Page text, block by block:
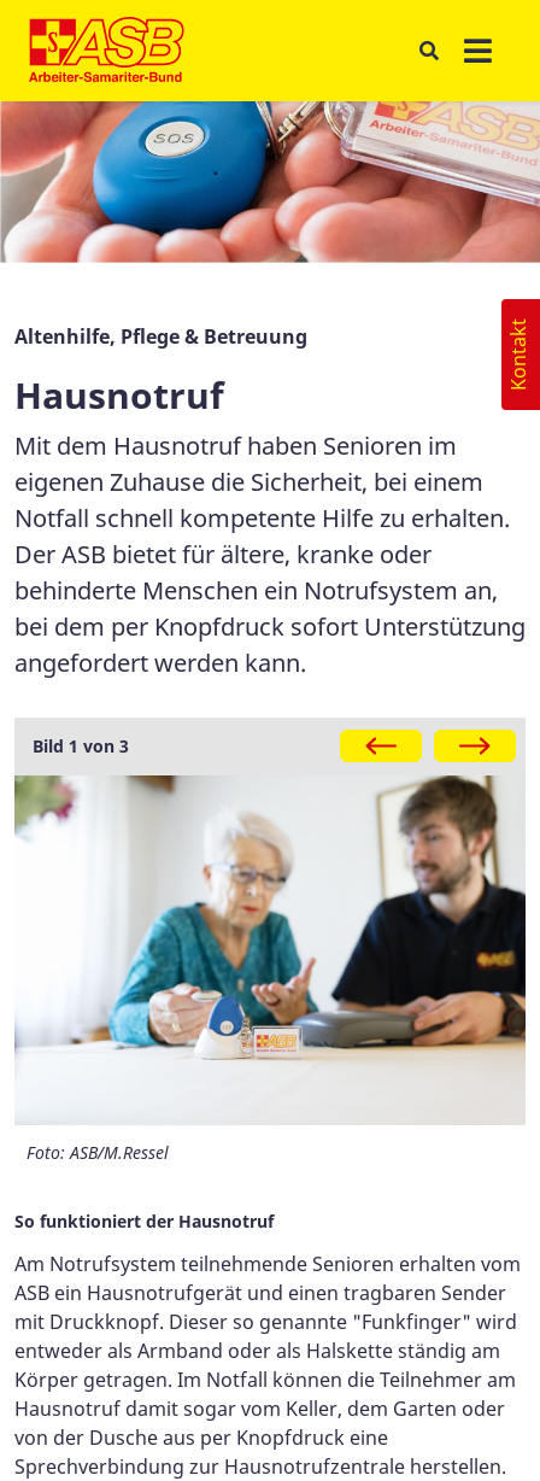
Altenhilfe, Pflege & Betreuung
Hausnotruf
Mit dem Hausnotruf haben Senioren im
eigenen Zuhause die Sicherheit, bei einem
Notfall schnell kompetente Hilfe zu erhalten.
Der ASB bietet für ältere, kranke oder
behinderte Menschen ein Notrufsystem an,
bei dem per Knopfdruck sofort Unterstützung
angefordert werden kann.
Galerie
Foto: ASB/M.Ressel
Foto: ASB/M.Ressel
Foto: ASB/M.Ressel
Bild 1 von 3
So funktioniert der Hausnotruf
Am Notrufsystem teilnehmende Senioren erhalten vom
ASB ein Hausnotrufgerät und einen tragbaren Sender
mit Druckknopf. Dieser so genannte "Funkfinger" wird
entweder als Armband oder als Halskette ständig am
Körper getragen. Im Notfall können die Teilnehmer am
Hausnotruf damit sogar vom Keller, dem Garten oder
von der Dusche aus per Knopfdruck eine
Sprechverbindung zur Hausnotrufzentrale herstellen.
Kontakt